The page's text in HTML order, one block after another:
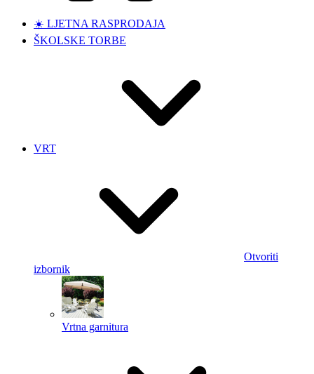
☀️ LJETNA RASPRODAJA
ŠKOLSKE TORBE
VRT
Otvoriti
izbornik
Vrtna garnitura